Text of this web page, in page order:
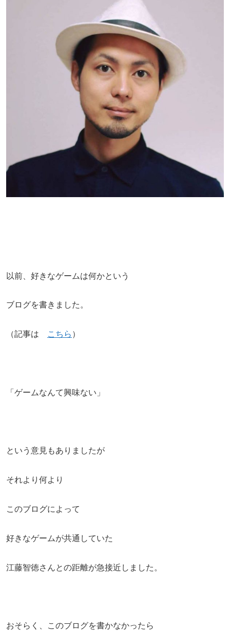
以前、好きなゲームは何かという
ブログを書きました。
（記事は こちら ）
「ゲームなんて興味ない」
という意見もありましたが
それより何より
このブログによって
好きなゲームが共通していた
江藤智徳さんとの距離が急接近しました。
おそらく、このブログを書かなかったら